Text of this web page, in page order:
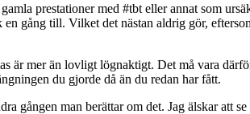
prestationer med #tbt eller annat som
gång till. Vilket det nästan aldrig gör,
är mer än lovligt lögnaktigt. Det må vara
du gjorde då än du redan har fått.
gången man berättar om det. Jag älskar